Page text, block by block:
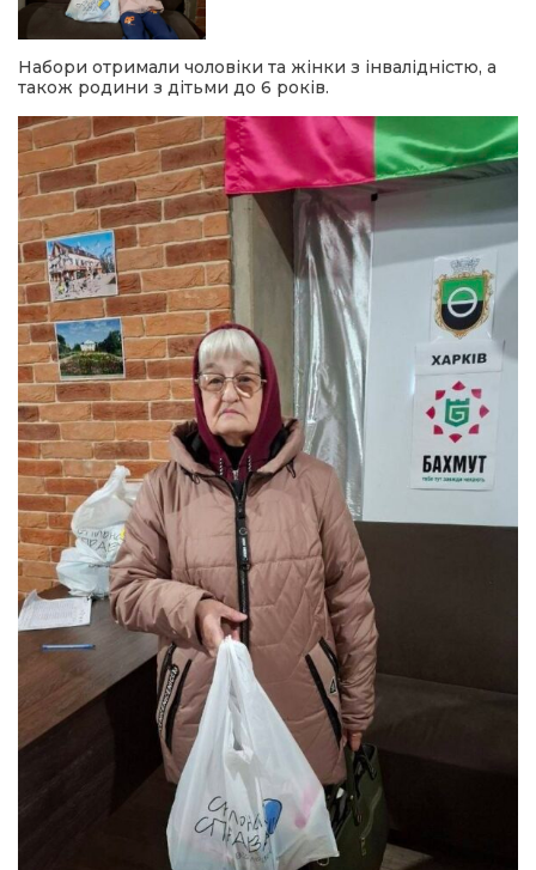
Набори отримали чоловіки та жінки з інвалідністю, а
також родини з дітьми до 6 років.